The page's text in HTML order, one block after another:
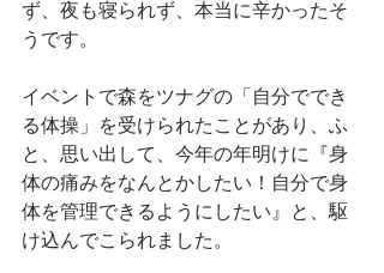
ず、夜も寝られず、本当に辛かったそ
うです。
イベントで森をツナグの「自分ででき
る体操」を受けられたことがあり、ふ
と、思い出して、今年の年明けに『身
体の痛みをなんとかしたい！自分で身
体を管理できるようにしたい』と、駆
け込んでこられました。